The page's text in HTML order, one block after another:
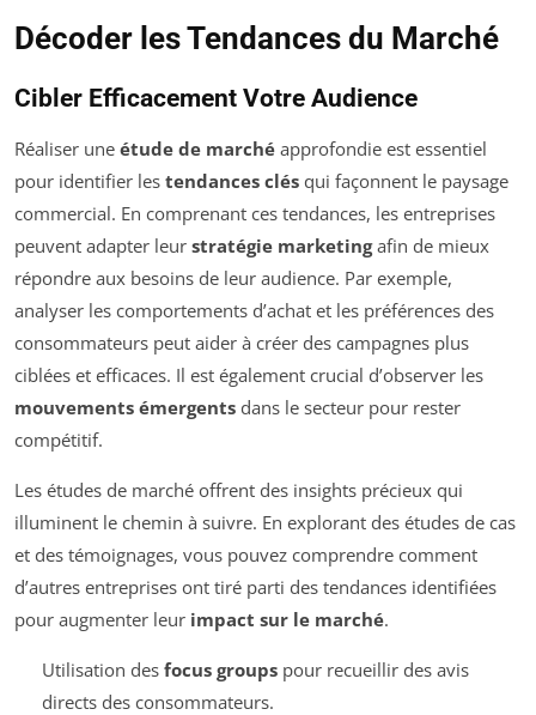
Décoder les Tendances du Marché
Cibler Efficacement Votre Audience
Réaliser une étude de marché approfondie est essentiel
pour identifier les tendances clés qui façonnent le paysage
commercial. En comprenant ces tendances, les entreprises
peuvent adapter leur stratégie marketingafin de mieux
répondre aux besoins de leur audience. Par exemple,
analyser les comportements d’achat et les préférences des
consommateurs peut aider à créer des campagnes plus
ciblées et efficaces. Il est également crucial d’observer les
mouvements émergents dans le secteur pour rester
compétitif.
Les études de marché offrent des insights précieux qui
illuminent le chemin à suivre. En explorant des études de cas
et des témoignages, vous pouvez comprendre comment
d’autres entreprises ont tiré parti des tendances identifiées
pour augmenter leur impact sur le marché.
Utilisation des focus groupspour recueillir des avis
directs des consommateurs.